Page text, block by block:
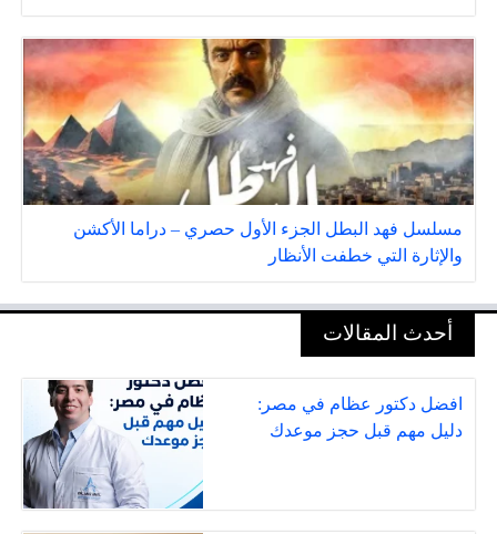
مسلسل فهد البطل الجزء الأول حصري – دراما الأكشن
والإثارة التي خطفت الأنظار
أحدث المقالات
افضل دكتور عظام في مصر:
دليل مهم قبل حجز موعدك